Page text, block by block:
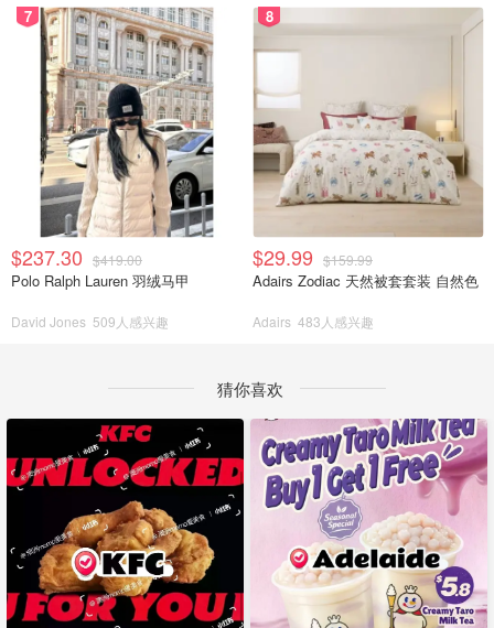
7
$237.30 $419.00
Polo Ralph Lauren 羽绒马甲
David Jones 509人感兴趣
8
$29.99 $159.99
Adairs Zodiac 天然被套套装 自然色
Adairs 483人感兴趣
猜你喜欢